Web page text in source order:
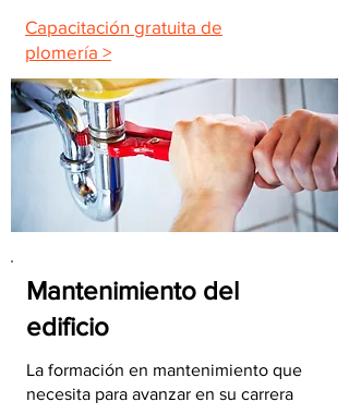
Capacitación gratuita de
plomería >
Mantenimiento del
edificio
La formación en mantenimiento que
necesita para avanzar en su carrera